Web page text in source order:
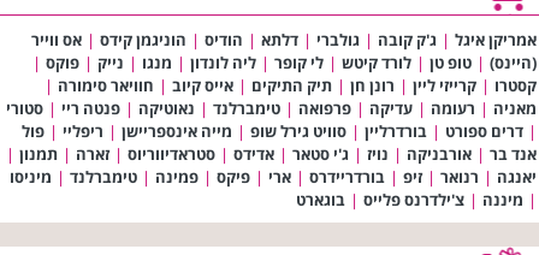
אמריקן איגל | ג'ק קובה | גולברי | דלתא | הודיס | הוניגמן קידס | אס ווייר
(היינס) | טופ טן | לורד קיטש | לי קופר | ליה לונדון | מנגו | נייק | פוקס |
קסטרו | קרייזי ליין | רונן חן | תיק התיקים | אייס קיוב | חוויאר סימורה |
מאניה | רעומה | עדיקה | פרפואה | טימברלנד | נאוטיקה | פנטה ריי | סטורי
| דרים ספורט | בורדרליין | סוויט גירל שופ | מייה אינספריישן | ריפליי | פול
אנד בר | אורבניקה | נויז | ג'י סטאר | אדידס | סטראדיווריוס | זארה | תמנון |
יאנגה | רנואר | זיפ | בורדריידרס | ארי | פיקס | פמינה | טימברלנד | מיניסו
| מיננה | צ'ילדרנס פלייס | בוגארט